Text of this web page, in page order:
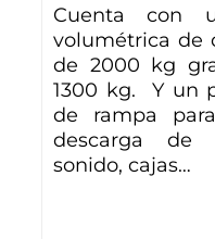
Cuenta con
volumétrica de
de 2000 kg
1300 kg. Y un
de rampa
descarga de
sonido, cajas…